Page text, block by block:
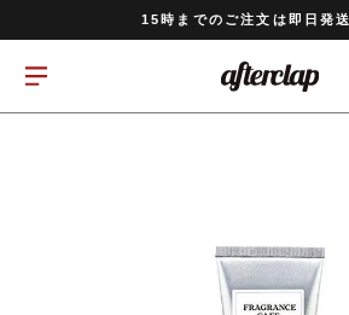
15時までのご注文は即日発